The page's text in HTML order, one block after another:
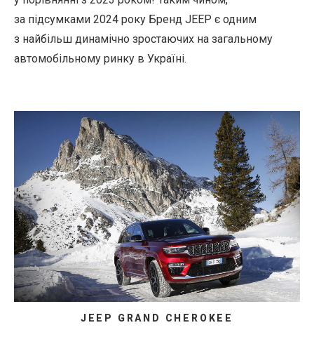
за підсумками 2024 року Бренд JEEP є одним
з найбільш динамічно зростаючих на загальному
автомобільному ринку в Україні.
JEEP GRAND CHEROKEE